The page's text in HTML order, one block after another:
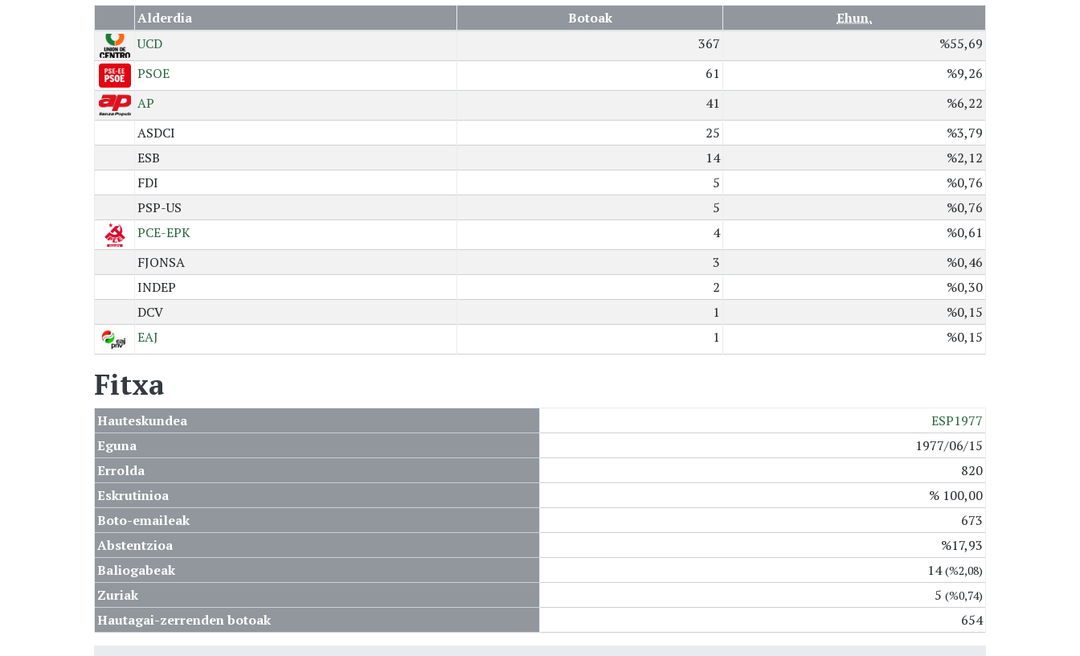
Alderdia Botoak
Ehun.
UCD
367
%55,69
PSOE
61
%9,26
AP
41
%6,22
ASDCI
25
%3,79
ESB
14
%2,12
FDI
5
%0,76
PSP-US
5
%0,76
PCE-EPK
4
%0,61
FJONSA
3
%0,46
INDEP
2
%0,30
DCV
1
%0,15
EAJ
1 %0,15
Fitxa
Hauteskundea
ESP1977
Eguna
1977/06/15
Errolda
820
Eskrutinioa
% 100,00
Boto-emaileak
673
Abstentzioa
%17,93
Baliogabeak
14(%2,08)
Zuriak 5 (%0,74)
Hautagai-zerrenden botoak 654